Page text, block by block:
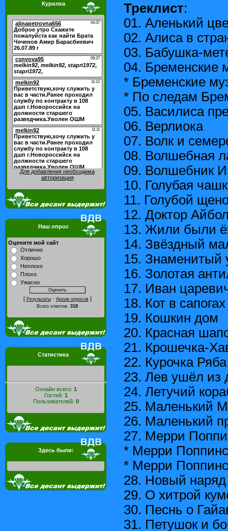
Курилка
Для добавления необходима
авторизация
Наш опрос
Оцените мой сайт
Отлично
Хорошо
Неплохо
Плохо
Ужасно
[ Результаты· Архив опросов]
Всего ответов: 318
Статистика
Онлайн всего: 1
Гостей: 1
Пользователей: 0
Здесь были:
Треклист:
01. Аленький
02. Алиса в
03. Бабушка-
04. Бременские
* Бременские
* По следам
05. Василиса
06. Верлиока
07. Волк и
08. Волшебная
09. Волшебник
10. Голубая
11. Голубой
12. Доктор
13. Жили были
14. Звёздный
15. Знаменитый
16. Золотая
17. Иван
18. Кот в сапогах
19. Кошкин дом
20. Красная
21. Крошечка-
22. Курочка Ряба
23. Лев ушёл из
24. Летучий
25. Маленький
26. Маленький
27. Мерри
* Мерри Поппинс
* Мерри Поппинс
28. Новый наряд
29. О хитрой
30. Песнь о
31. Петушок и